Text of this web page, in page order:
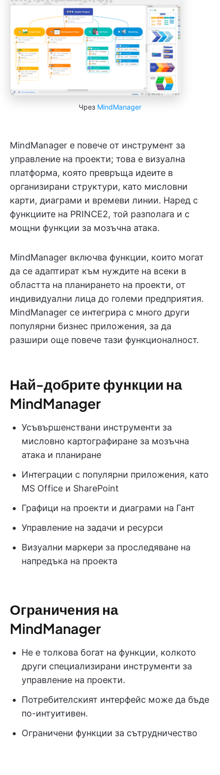
Чрез MindManager
MindManager е повече от инструмент за
управление на проекти; това е визуална
платформа, която превръща идеите в
организирани структури, като мисловни
карти, диаграми и времеви линии. Наред с
функциите на PRINCE2, той разполага и с
мощни функции за мозъчна атака.
MindManager включва функции, които могат
да се адаптират към нуждите на всеки в
областта на планирането на проекти, от
индивидуални лица до големи предприятия.
MindManager се интегрира с много други
популярни бизнес приложения, за да
разшири още повече тази функционалност.
Най-добрите функции на
MindManager
Усъвършенствани инструменти за
мисловно картографиране за мозъчна
атака и планиране
Интеграции с популярни приложения, като
MS Office и SharePoint
Графици на проекти и диаграми на Гант
Управление на задачи и ресурси
Визуални маркери за проследяване на
напредъка на проекта
Ограничения на
MindManager
Не е толкова богат на функции, колкото
други специализирани инструменти за
управление на проекти.
Потребителският интерфейс може да бъде
по-интуитивен.
Ограничени функции за сътрудничество